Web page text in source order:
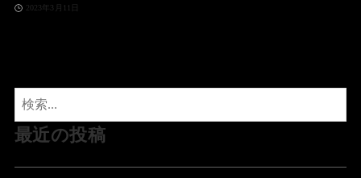
2023年3月11日
最近の投稿